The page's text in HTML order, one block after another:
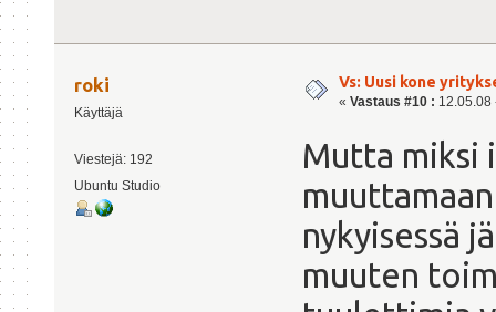
roki
Käyttäjä
Viestejä: 192
Ubuntu Studio
Vs: Uusi kone
« Vastaus #10 : 12.05.08
Mutta miksi
nykyisessä
muuten